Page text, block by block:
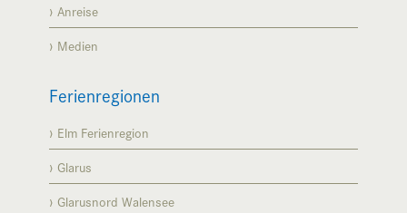
Anreise
Medien
Ferienregionen
Elm Ferienregion
Glarus
Glarusnord Walensee